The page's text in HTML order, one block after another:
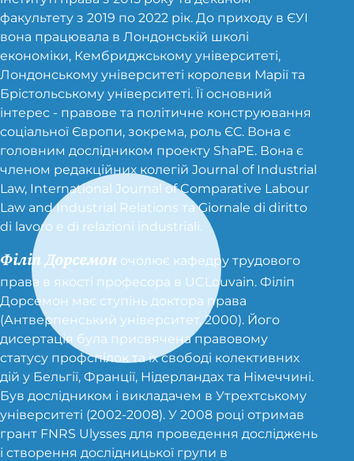
факультету з 2019 по 2022 рік. До приходу в ЄУІ
вона працювала в Лондонській школі
економіки, Кембриджському університеті,
Лондонському університеті королеви Марії та
Брістольському університеті. Її основний
інтерес - правове та політичне конструювання
соціальної Європи, зокрема, роль ЄС. Вона є
головним дослідником проекту ShaPE. Вона є
членом редакційних колегій Journal of Industrial
Law, International Journal of Comparative Labour
Law and Industrial Relations та Giornale di diritto
di lavoro e di relazioni industriali.
Філіп Дорсемон очолює кафедру трудового
права в якості професора в UCLouvain. Філіп
Дорсемон має ступінь доктора права
(Антверпенський університет, 2000). Його
дисертація була присвячена правовому
статусу профспілок та їх свободі колективних
дій у Бельгії, Франції, Нідерландах та Німеччині.
Був дослідником і викладачем в Утрехтському
університеті (2002-2008). У 2008 році отримав
грант FNRS Ulysses для проведення досліджень
і створення дослідницької групи в